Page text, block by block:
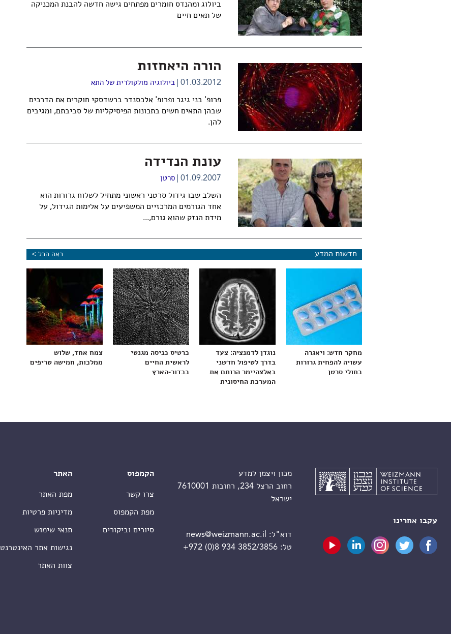
ביולוג ומהנדס חומרים מפתחים גישה חדשה להבנת המכניקה
של תאים חיים
הורה היאחזות
01.03.2012 ביולוגיה מולקולרית של התא
פרופ' בני גיגר ופרופ' אלכסנדר ברשדסקי חוקרים את הדרכים
שבהן התאים חשים בתכונות הפיסיקליות של סביבתם, ומגיבים
להן.
עונת הנדידה
01.09.2007 סרטן
השלב שבו גידול סרטני ראשוני מתחיל לשלוח גרורות הוא
אחד הגורמים המרכזיים המשפיעים על אלימות הגידול, על
מידת הנזק שהוא גורם,...
חדשות המדע ראה הכל >
מחקר חדש: ויאגרה
עשויה להפחית גרורות
בחולי סרטן
נוגדן לדמנציה: צעד
בדרך לטיפול חדשני
באלצהיימר הרותם את
המערכת החיסונית
כרטיס כניסה מגנטי
לראשית החיים
בכדור-הארץ
צמח אחד, שלוש
ממלכות, חמישה טריפים
עקבו אחרינו
מכון ויצמן למדע
רחוב הרצל 234, רחובות 7610001
ישראל
דוא"ל:
news@weizmann.ac.il
טל:+972 (0)8 934 3852/3856
הקמפוס
צרו קשר
מפת הקמפוס
סיורים וביקורים
האתר
מפת האתר
מדיניות פרטיות
תנאי שימוש
נגישות אתר האינטרנט
צוות האתר